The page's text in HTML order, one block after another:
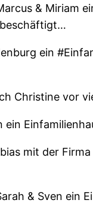
& Miriam
ein
Christine vor
ein
mit der
& Sven ein